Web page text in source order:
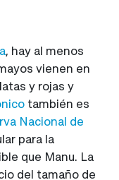
, hay al menos
vienen en
y rojas y
también es
Nacional de
para la
que Manu. La
del tamaño de